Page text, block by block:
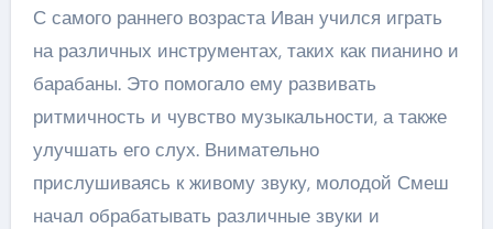
С самого раннего возраста Иван учился играть
на различных инструментах, таких как пианино и
барабаны. Это помогало ему развивать
ритмичность и чувство музыкальности, а также
улучшать его слух. Внимательно
прислушиваясь к живому звуку, молодой Смеш
начал обрабатывать различные звуки и